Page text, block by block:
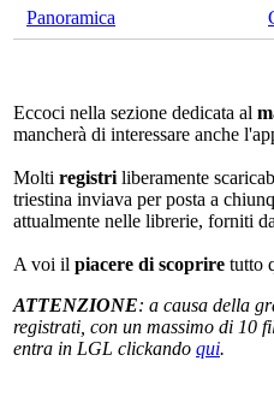
Panoramica
Eccoci nella sezione dedicata al
mancherà di interessare anche
Molti registri liberamente
triestina inviava per posta a
attualmente nelle librerie, forniti
A voi il piacere di scoprire tutto
ATTENZIONE: a causa della
registrati, con un massimo di 10
entra in LGL clickando qui.